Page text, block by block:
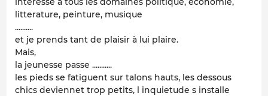
litterature, peinture, musique
..........
et je prends tant de plaisir à lui plaire.
Mais,
la jeunesse passe ...........
les pieds se fatiguent sur talons hauts, les dessous
chics deviennet trop petits, l inquietude s installe